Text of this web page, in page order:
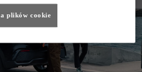
plików cookie